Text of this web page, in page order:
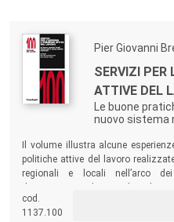
Pier Giovanni
SERVIZI PER
ATTIVE DEL
Le buone
nuovo sistema
Il volume illustra alcune
politiche attive del lavoro
regionali e locali nell’arco
cod.
1137.100